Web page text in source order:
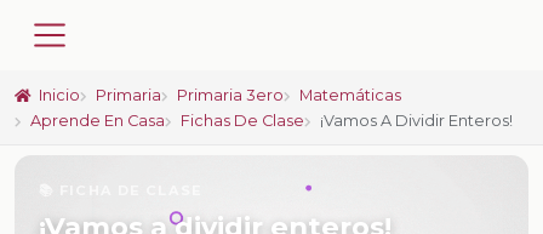
Inicio Primaria Primaria 3ero
Matemáticas
Aprende En Casa
Fichas De Clase ¡Vamos A Dividir Enteros!
¡Vamos a dividir enteros!